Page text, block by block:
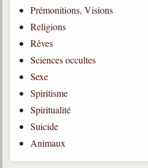
Esprits
Médiums
Les hommes
Les fondateurs
Allan Kardec
1804-1869
1846-1927
Prémonitions, Visions
Religions
Rêves
Sciences occultes
Sexe
Spiritisme
Spiritualité
Suicide
Animaux